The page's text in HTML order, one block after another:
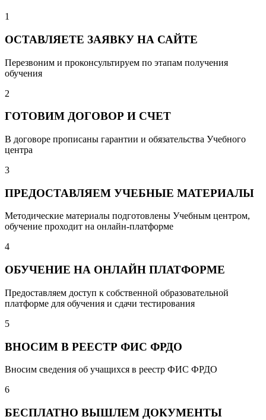
1
ОСТАВЛЯЕТЕ ЗАЯВКУ НА САЙТЕ
Перезвоним и проконсультируем по этапам получения
обучения
2
ГОТОВИМ ДОГОВОР И СЧЕТ
В договоре прописаны гарантии и обязательства Учебного
центра
3
ПРЕДОСТАВЛЯЕМ УЧЕБНЫЕ МАТЕРИАЛЫ
Методические материалы подготовлены Учебным центром,
обучение проходит на онлайн-платформе
4
ОБУЧЕНИЕ НА ОНЛАЙН ПЛАТФОРМЕ
Предоставляем доступ к собственной образовательной
платформе для обучения и сдачи тестирования
5
ВНОСИМ В РЕЕСТР ФИС ФРДО
Вносим сведения об учащихся в реестр ФИС ФРДО
6
БЕСПЛАТНО ВЫШЛЕМ ДОКУМЕНТЫ